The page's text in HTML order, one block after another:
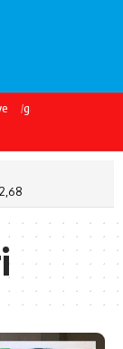
galatasaray